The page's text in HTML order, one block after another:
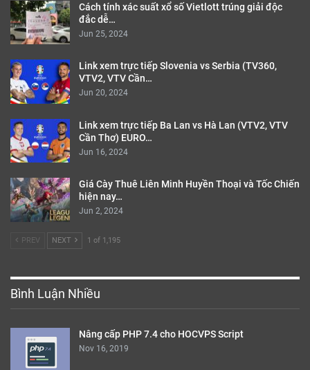
Cách tính xác suất xổ số Vietlott trúng giải độc
đắc dễ…
Jun 25, 2024
Link xem trực tiếp Slovenia vs Serbia (TV360,
VTV2, VTV Cần…
Jun 20, 2024
Link xem trực tiếp Ba Lan vs Hà Lan (VTV2, VTV
Cần Thơ) EURO…
Jun 16, 2024
Giá Cày Thuê Liên Minh Huyền Thoại và Tốc Chiến
hiện nay…
Jun 2, 2024
PREV NEXT 1 of 1,195
Bình Luận Nhiều
Nâng cấp PHP 7.4 cho HOCVPS Script
Nov 16, 2019